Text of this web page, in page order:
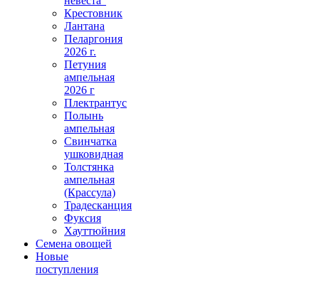
Крестовник
Лантана
Пеларгония
2026 г.
Петуния
ампельная
2026 г
Плектрантус
Полынь
ампельная
Свинчатка
ушковидная
Толстянка
ампельная
(Крассула)
Традесканция
Фуксия
Хауттюйния
Семена овощей
Новые
поступления